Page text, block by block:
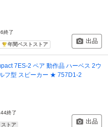
終了
年間ベストストア 出品
7ES-2 ペア 動作品 ハーベス 2ウ
フ型 スピーカー ★ 757D1-2
終了
ストア 出品